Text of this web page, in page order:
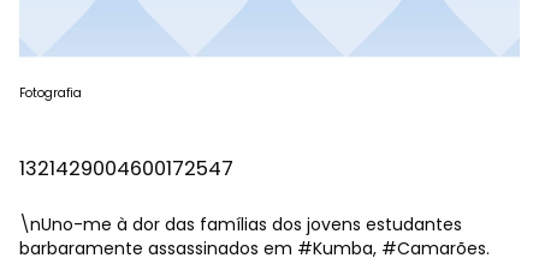
Fotografia
1321429004600172547
\nUno-me à dor das famílias dos jovens estudantes
barbaramente assassinados em #Kumba, #Camarões.